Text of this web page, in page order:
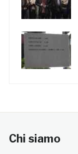
Chi siamo